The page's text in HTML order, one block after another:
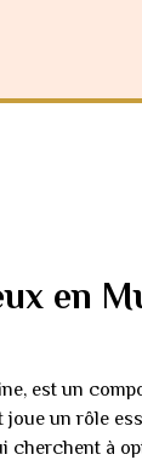
en
est un
un rôle
à